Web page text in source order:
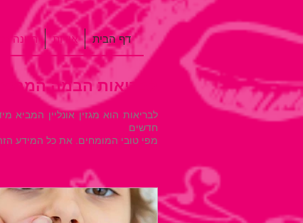
דף הבית אודות תזונה
לבריאות הבמה
לבריאות הוא מגזין אונליין
חדשים
מפי טובי המומחים. את כל המידע